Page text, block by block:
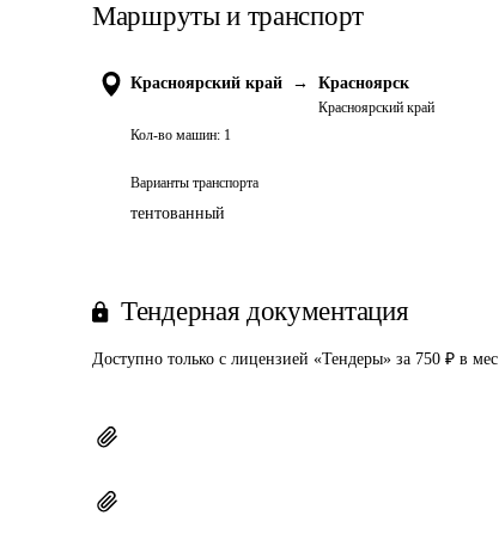
Маршруты и транспорт
Красноярский край → Красноярск
Красноярский край
Кол-во машин: 1
Варианты транспорта
тентованный
Тендерная документация
Доступно только с лицензией «Тендеры» за 750 ₽ в мес